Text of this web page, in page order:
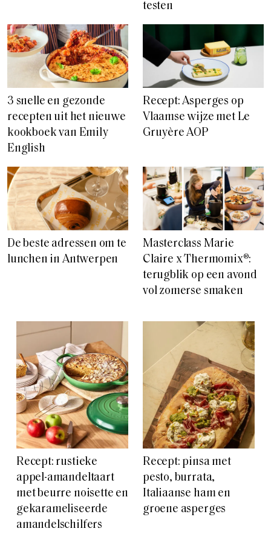
testen
3 snelle en gezonde
recepten uit het nieuwe
kookboek van Emily
English
Recept: Asperges op
Vlaamse wijze met Le
Gruyère AOP
De beste adressen om te
lunchen in Antwerpen
Masterclass Marie
Claire x Thermomix®:
terugblik op een avond
vol zomerse smaken
Recept: rustieke
appel-amandeltaart
met beurre noisette en
gekarameliseerde
amandelschilfers
Recept: pinsa met
pesto, burrata,
Italiaanse ham en
groene asperges